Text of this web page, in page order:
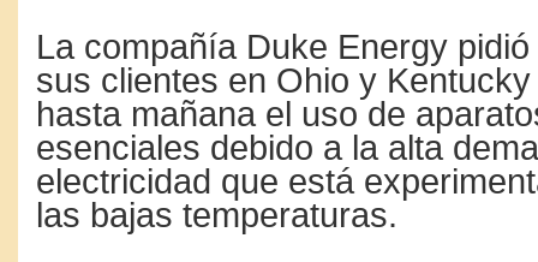
La compañía Duke Energy
sus clientes en Ohio y
hasta mañana el uso de
esenciales debido a la alta
electricidad que está
las bajas temperaturas.